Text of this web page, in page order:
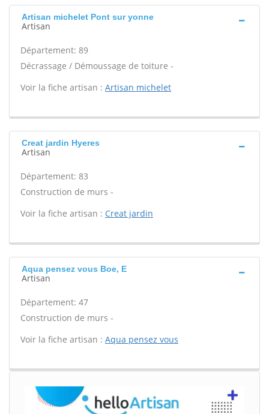
Artisan michelet Pont sur yonne
Artisan
Département: 89
Décrassage / Démoussage de toiture -
Voir la fiche artisan : Artisan michelet
Creat jardin Hyeres
Artisan
Département: 83
Construction de murs -
Voir la fiche artisan : Creat jardin
Aqua pensez vous Boe, E
Artisan
Département: 47
Construction de murs -
Voir la fiche artisan : Aqua pensez vous